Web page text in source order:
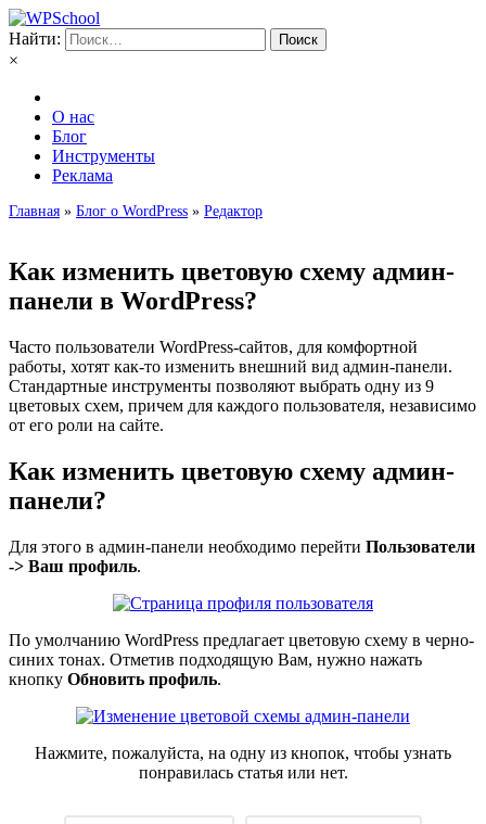
Найти:
×
О нас
Блог
Инструменты
Реклама
Главная » Блог о WordPress » Редактор
Как изменить цветовую схему админ-
панели в WordPress?
Часто пользователи WordPress-сайтов, для комфортной
работы, хотят как-то изменить внешний вид админ-панели.
Стандартные инструменты позволяют выбрать одну из 9
цветовых схем, причем для каждого пользователя, независимо
от его роли на сайте.
Как изменить цветовую схему админ-
панели?
Для этого в админ-панели необходимо перейти Пользователи
-> Ваш профиль.
По умолчанию WordPress предлагает цветовую схему в черно-
синих тонах. Отметив подходящую Вам, нужно нажать
кнопку Обновить профиль.
Нажмите, пожалуйста, на одну из кнопок, чтобы узнать
понравилась статья или нет.